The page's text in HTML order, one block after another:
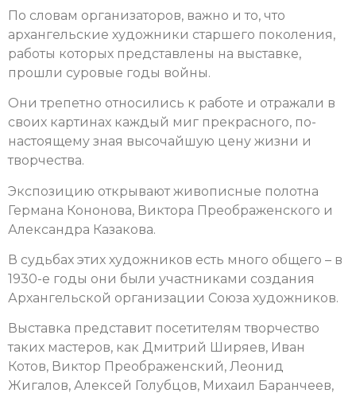
По словам организаторов, важно и то, что
архангельские художники старшего поколения,
работы которых представлены на выставке,
прошли суровые годы войны.
Они трепетно относились к работе и отражали в
своих картинах каждый миг прекрасного, по-
настоящему зная высочайшую цену жизни и
творчества.
Экспозицию открывают живописные полотна
Германа Кононова, Виктора Преображенского и
Александра Казакова.
В судьбах этих художников есть много общего – в
1930-е годы они были участниками создания
Архангельской организации Союза художников.
Выставка представит посетителям творчество
таких мастеров, как Дмитрий Ширяев, Иван
Котов, Виктор Преображенский, Леонид
Жигалов, Алексей Голубцов, Михаил Баранчеев,